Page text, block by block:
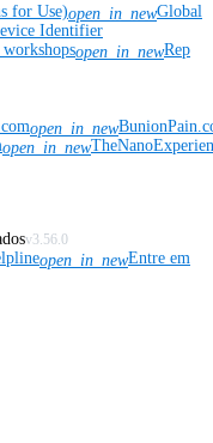
for Use)open_in_newGlobal
Identifier
workshopsopen_in_newRep
open_in_new
open_in_new
v3.56.0
open_in_newEntre em